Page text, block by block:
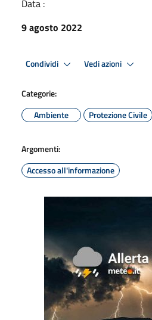
Data :
9 agosto 2022
Condividi Vedi azioni
Categorie:
Ambiente
Protezione Civile
Argomenti:
Accesso all'informazione